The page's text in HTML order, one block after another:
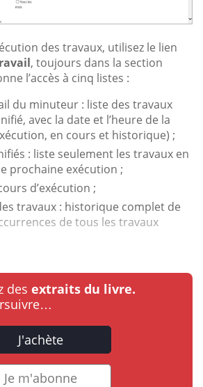
des travaux, utilisez le lien
, toujours dans la section
l’accès à cinq listes :
du minuteur : liste des travaux
avec la date et l’heure de la
en cours et historique) ;
: liste seulement les travaux en
prochaine exécution ;
d’exécution ;
travaux : historique complet de
de tous les travaux
des extraits du livre.
J'achète
Je m'abonne